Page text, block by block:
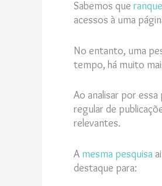
Sabemos que
acessos à uma
No entanto, uma
tempo, há muito
Ao analisar por
regular de
relevantes.
A mesma pesquisa
destaque para: